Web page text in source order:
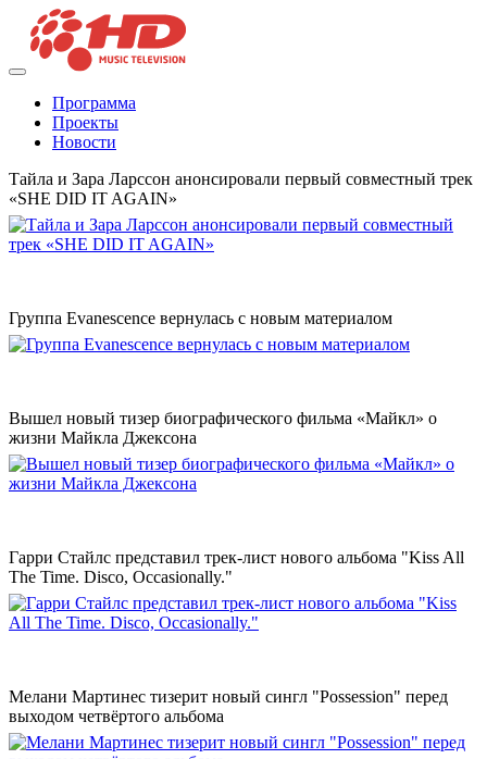
Программа
Проекты
Новости
Тайла и Зара Ларссон анонсировали первый совместный трек
«SHE DID IT AGAIN»
Группа Evanescence вернулась с новым материалом
Вышел новый тизер биографического фильма «Майкл» о
жизни Майкла Джексона
Гарри Стайлс представил трек-лист нового альбома "Kiss All
The Time. Disco, Occasionally."
Мелани Мартинес тизерит новый сингл "Possession" перед
выходом четвёртого альбома